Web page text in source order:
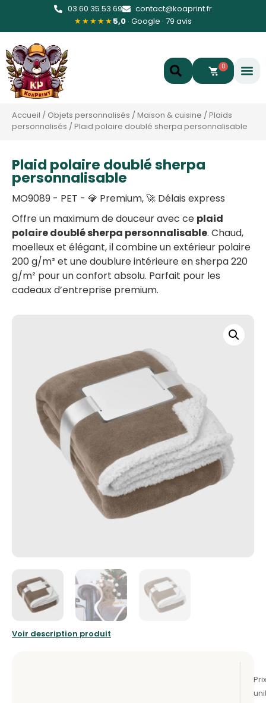
03 60 35 53 69
contact@koaprint.fr
★★★★★5,0 · Google · 79 avis
0
Accueil / Objets personnalisés /Maison & cuisine /Plaids
personnalisés /Plaid polaire doublé sherpa personnalisable
Plaid polaire doublé sherpa
personnalisable
MO9089 - PET - 💎 Premium, 🚀 Délais express
Offre un maximum de douceur avec ce plaid
polaire doublé sherpa personnalisable. Chaud,
moelleux et élégant, il combine un extérieur polaire
200 g/m² et une doublure intérieure en sherpa 220
g/m² pour un confort absolu. Parfait pour les
cadeaux d’entreprise premium.
Voir description produit